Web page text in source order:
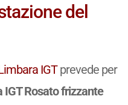
del
IGTprevede per
IGT Rosato frizzante